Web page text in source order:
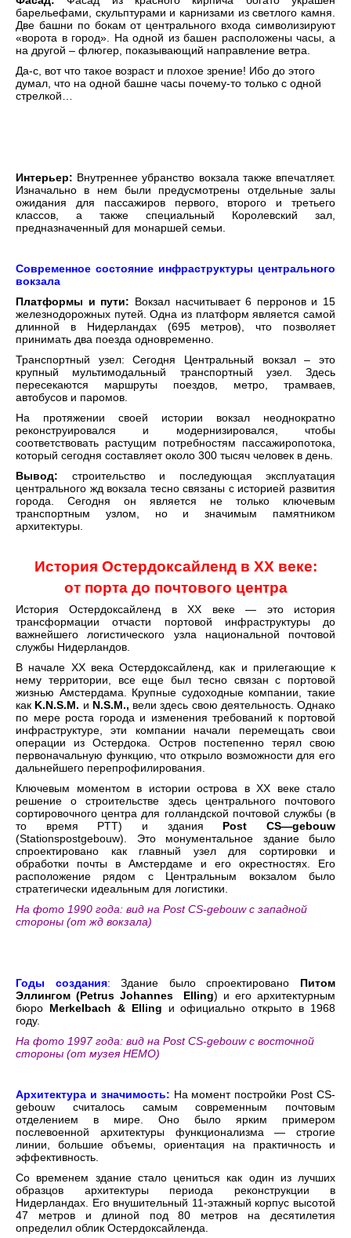
барельефами, скульптурами и карнизами из светлого камня.
Две башни по бокам от центрального входа символизируют
«ворота в город». На одной из башен расположены часы, а
на другой – флюгер, показывающий направление ветра.
Да-с, вот что такое возраст и плохое зрение! Ибо до этого
думал, что на одной башне часы почему-то только с одной
стрелкой…
Интерьер: Внутреннее убранство вокзала также впечатляет.
Изначально в нем были предусмотрены отдельные залы
ожидания для пассажиров первого, второго и третьего
классов, а также специальный Королевский зал,
предназначенный для монаршей семьи.
Современное состояние инфраструктуры центрального
вокзала
Платформы и пути: Вокзал насчитывает 6 перронов и 15
железнодорожных путей. Одна из платформ является самой
длинной в Нидерландах (695 метров), что позволяет
принимать два поезда одновременно.
Транспортный узел: Сегодня Центральный вокзал – это
крупный мультимодальный транспортный узел. Здесь
пересекаются маршруты поездов, метро, трамваев,
автобусов и паромов.
На протяжении своей истории вокзал неоднократно
реконструировался и модернизировался, чтобы
соответствовать растущим потребностям пассажиропотока,
который сегодня составляет около 300 тысяч человек в день.
Вывод: строительство и последующая эксплуатация
центрального жд вокзала тесно связаны с историей развития
города. Сегодня он является не только ключевым
транспортным узлом, но и значимым памятником
архитектуры.
История Остердоксайленд в XX веке:
от порта до почтового центра
История Остердоксайленд в XX веке — это история
трансформации отчасти портовой инфраструктуры до
важнейшего логистического узла национальной почтовой
службы Нидерландов.
В начале XX века Остердоксайленд, как и прилегающие к
нему территории, все еще был тесно связан с портовой
жизнью Амстердама. Крупные судоходные компании, такие
как K.N.S.M. и N.S.M., вели здесь свою деятельность. Однако
по мере роста города и изменения требований к портовой
инфраструктуре, эти компании начали перемещать свои
операции из Остердока. Остров постепенно терял свою
первоначальную функцию, что открыло возможности для его
дальнейшего перепрофилирования.
Ключевым моментом в истории острова в XX веке стало
решение о строительстве здесь центрального почтового
сортировочного центра для голландской почтовой службы (в
то время PTT) и здания Post CS—gebouw
(Stationspostgebouw). Это монументальное здание было
спроектировано как главный узел для сортировки и
обработки почты в Амстердаме и его окрестностях. Его
расположение рядом с Центральным вокзалом было
стратегически идеальным для логистики.
На фото 1990 года: вид на Post CS-gebouw с западной
стороны (от жд вокзала)
Годы создания: Здание было спроектировано Питом
Эллингом (Petrus Johannes Elling) и его архитектурным
бюро Merkelbach & Elling и официально открыто в 1968
году.
На фото 1997 года: вид на Post CS-gebouw с восточной
стороны (от музея НЕМО)
Архитектура и значимость: На момент постройки Post CS-
gebouw считалось самым современным почтовым
отделением в мире. Оно было ярким примером
послевоенной архитектуры функционализма — строгие
линии, большие объемы, ориентация на практичность и
эффективность.
Со временем здание стало цениться как один из лучших
образцов архитектуры периода реконструкции в
Нидерландах. Его внушительный 11-этажный корпус высотой
47 метров и длиной под 80 метров на десятилетия
определил облик Остердоксайленда.